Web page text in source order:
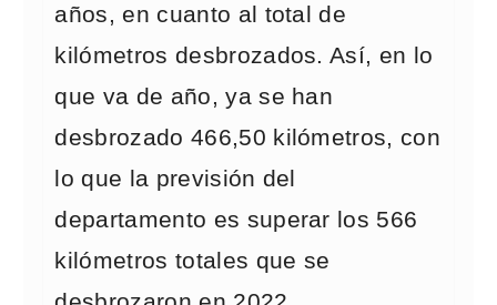
años, en cuanto al total de
kilómetros desbrozados. Así, en lo
que va de año, ya se han
desbrozado 466,50 kilómetros, con
lo que la previsión del
departamento es superar los 566
kilómetros totales que se